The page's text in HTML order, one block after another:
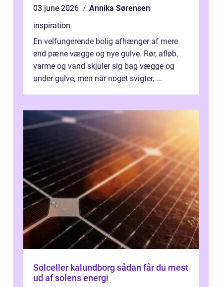
03 june 2026
Annika Sørensen
inspiration
En velfungerende bolig afhænger af mere
end pæne vægge og nye gulve. Rør, afløb,
varme og vand skjuler sig bag vægge og
under gulve, men når noget svigter, ...
Solceller kalundborg sådan får du mest
ud af solens energi